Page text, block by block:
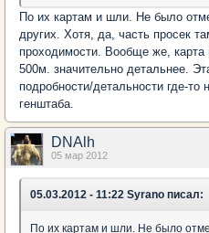
По их картам и шли. Не было
других. Хотя, да, часть просек
проходимости. Вообще же, карта
500м. значительно детальнее.
подробности/детальности где-то
генштаба.
DNAlh
05 мар 2012
05.03.2012 - 11:22 Syrano писал:
По их картам и шли. Не было